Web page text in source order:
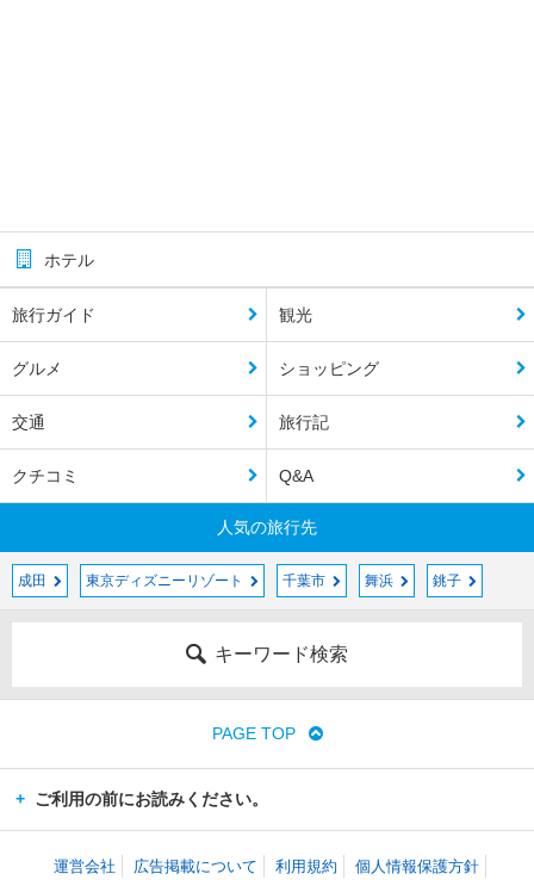
ホテル
旅行ガイド 観光
グルメ ショッピング
交通 旅行記
クチコミ Q&A
人気の旅行先
成田 東京ディズニーリゾート 千葉市 舞浜 銚子
キーワード検索
PAGE TOP
ご利用の前にお読みください。
運営会社 広告掲載について 利用規約 個人情報保護方針